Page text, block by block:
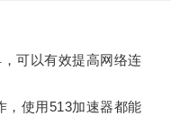
可以有效提高网络连
使用513加速器都能